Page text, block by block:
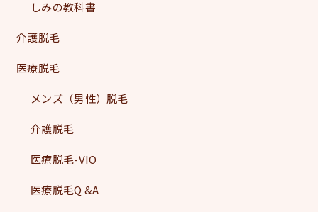
しみの教科書
介護脱毛
医療脱毛
メンズ（男性）脱毛
介護脱毛
医療脱毛-VIO
医療脱毛Q &A